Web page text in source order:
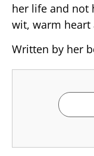
her life and not
wit, warm heart
Written by her